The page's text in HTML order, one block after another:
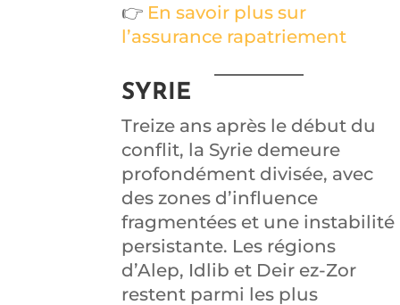
👉En savoir plus sur
l’assurance rapatriement
SYRIE
Treize ans après le début du
conflit, la Syrie demeure
profondément divisée, avec
des zones d’influence
fragmentées et une instabilité
persistante. Les régions
d’Alep, Idlib et Deir ez-Zor
restent parmi les plus